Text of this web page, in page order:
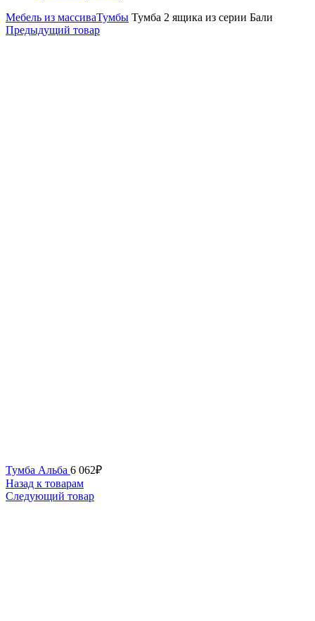
Мебель из массиваТумбы Тумба 2 ящика из серии Бали
Предыдущий товар
Тумба Альба 6 062₽
Назад к товарам
Следующий товар